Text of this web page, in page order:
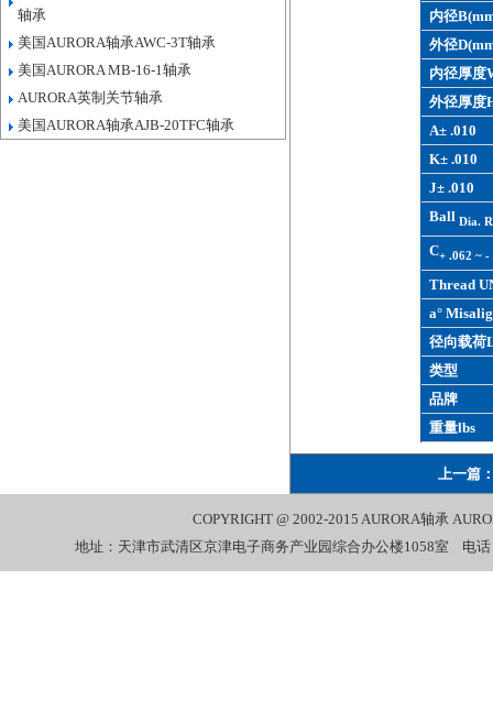
轴承
美国AURORA轴承AWC-3T轴承
美国AURORA MB-16-1轴承
AURORA英制关节轴承
美国AURORA轴承AJB-20TFC轴承
内径
外径
内径厚度
外径厚度
A± .010
K± .010
J± .010
BallDia.
C+ .062 ~ -
Thread
a°
径向载荷
类型
品牌
重量lbs
上一篇
COPYRIGHT @ 2002-2015AURORA轴承
地址：天津市武清区京津电子商务产业园综合办公楼1058室 电